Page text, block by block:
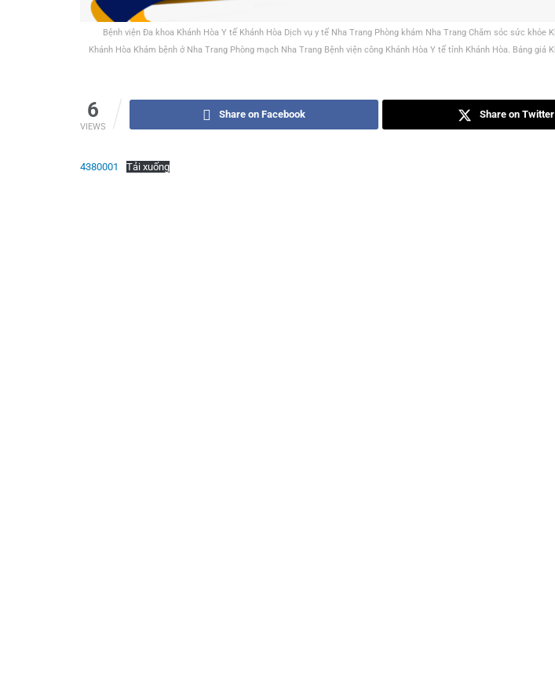
Bệnh viện Đa khoa Khánh Hòa Y tế Khánh Hòa Dịch vụ y tế Nha Trang Phòng khám Nha Trang Chăm sóc sức khỏe
Khánh Hòa Khám bệnh ở Nha Trang Phòng mạch Nha Trang Bệnh viện công Khánh Hòa Y tế tỉnh Khánh Hòa. Bảng giá
6
VIEWS
Share on Facebook Share on Twitter
4380001 Tải xuống